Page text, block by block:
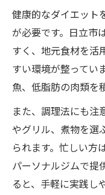
健康的なダイエット
が必要です。日立市
すく、地元食材を活
すい環境が整ってい
魚、低脂肪の肉類を
また、調理法にも注
やグリル、煮物を選
られます。忙しい方
パーソナルジムで提
ると、手軽に実践し